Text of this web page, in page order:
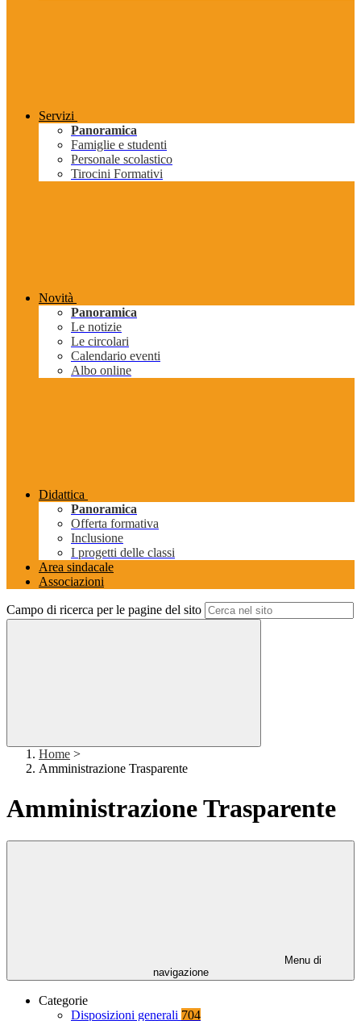
Servizi
Panoramica
Famiglie e studenti
Personale scolastico
Tirocini Formativi
Novità
Panoramica
Le notizie
Le circolari
Calendario eventi
Albo online
Didattica
Panoramica
Offerta formativa
Inclusione
I progetti delle classi
Area sindacale
Associazioni
Campo di ricerca per le pagine del sito
Home >
Amministrazione Trasparente
Amministrazione Trasparente
Menu di
navigazione
Categorie
Disposizioni generali 704